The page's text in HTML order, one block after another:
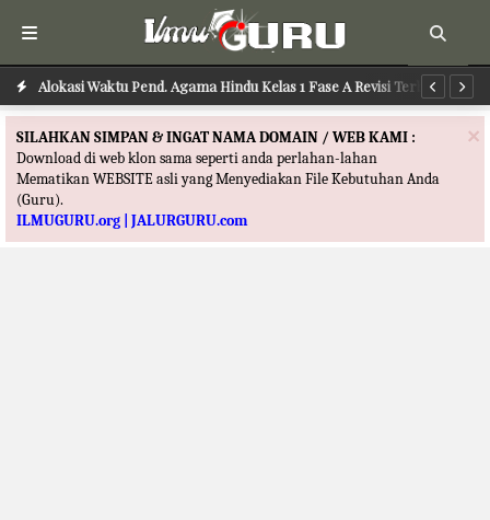
Alokasi Waktu Pend. Agama Hindu Kelas 1 Fase A Revisi Terbaru
×
SILAHKAN SIMPAN & INGAT NAMA DOMAIN / WEB KAMI :
Download di web klon sama seperti anda perlahan-lahan
Mematikan WEBSITE asli yang Menyediakan File Kebutuhan Anda
(Guru).
ILMUGURU.org | JALURGURU.com